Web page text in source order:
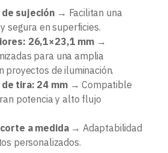
sujeción → Facilitan una
segura en superficies.
26,1×23,1 mm→
para una amplia
proyectos de iluminación.
tira: 24 mm→ Compatible
potencia y alto flujo
a medida→ Adaptabilidad
personalizados.